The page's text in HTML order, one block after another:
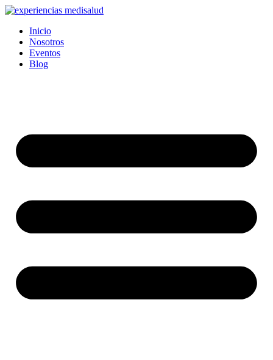
Ir
contenido
Inicio
Nosotros
Eventos
Blog